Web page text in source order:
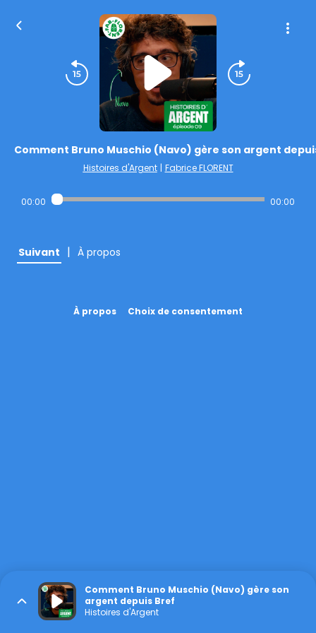
Comment Bruno Muschio (Navo) gère son argent
Histoires d'Argent | Fabrice FLORENT
00:00 00:00
Suivant | À propos
À propos Choix de consentement
Comment Bruno Muschio (Navo) gère son
argent depuis Bref
Histoires d'Argent